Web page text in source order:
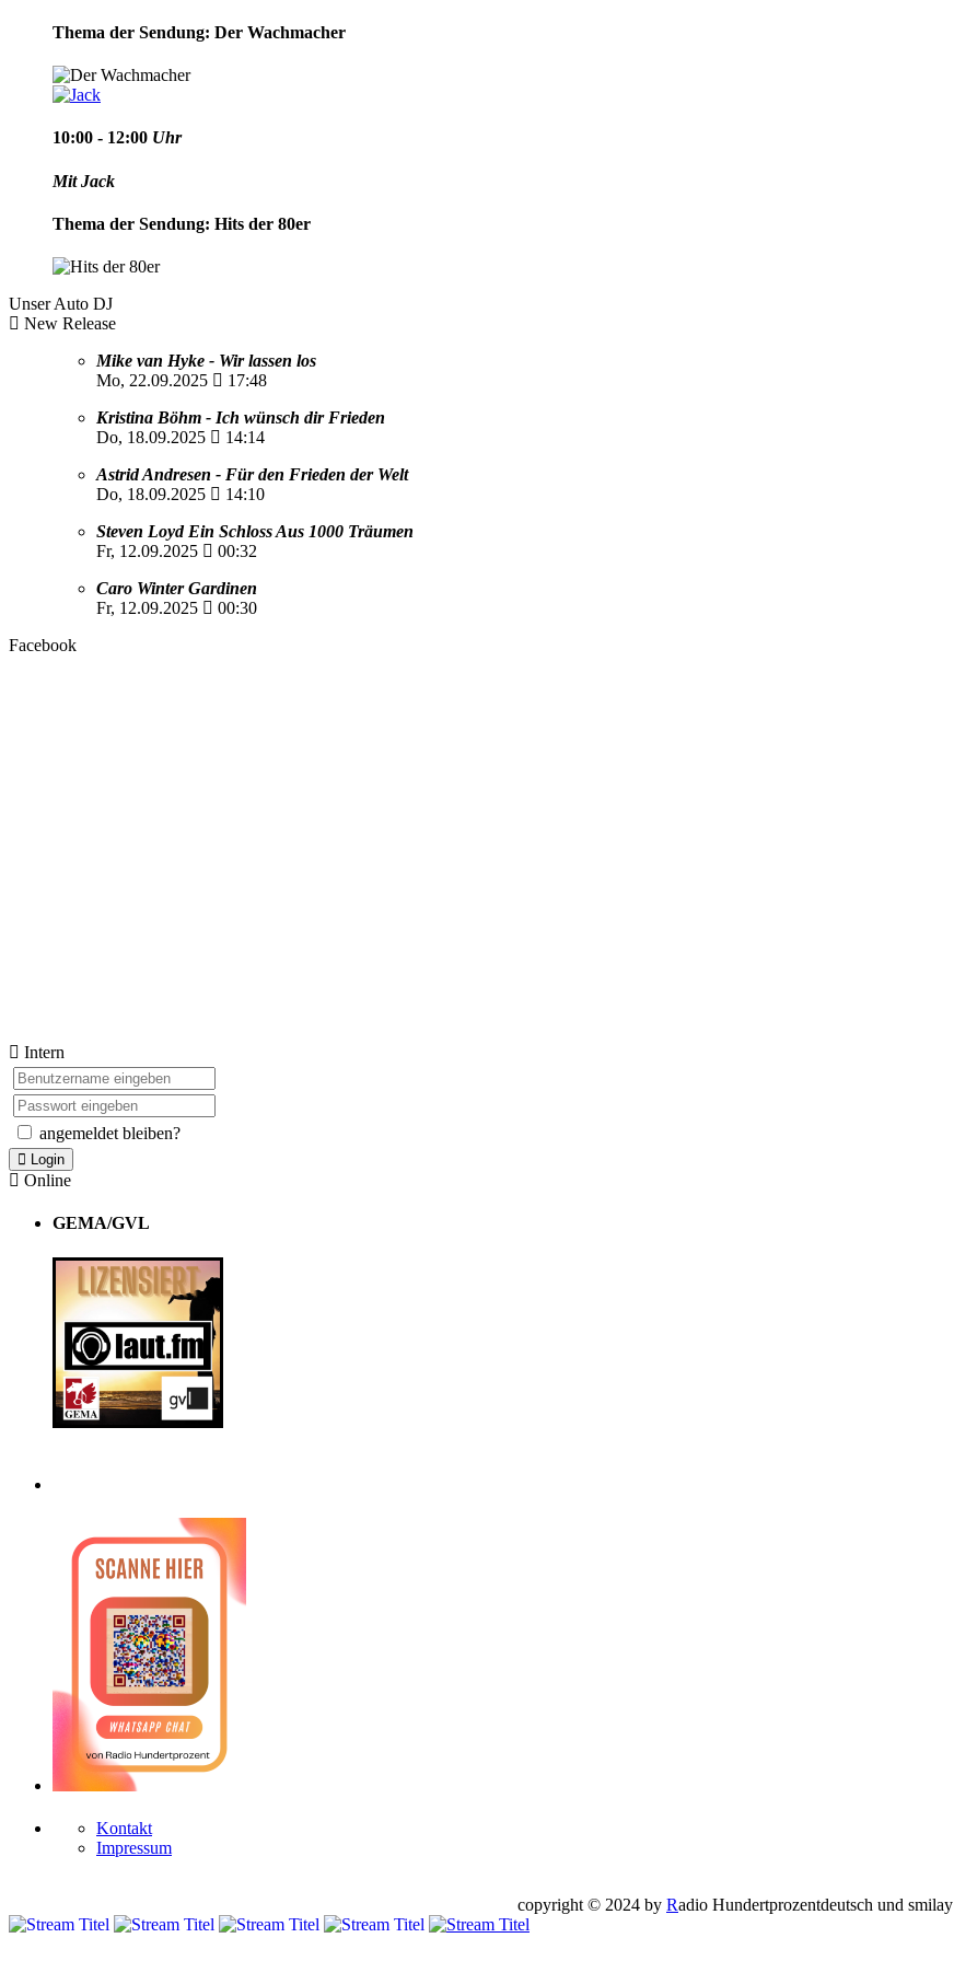
Thema der Sendung: Der Wachmacher
10:00 - 12:00 Uhr
Mit Jack
Thema der Sendung: Hits der 80er
Unser Auto DJ
New Release
Mike van Hyke - Wir lassen los
Mo, 22.09.2025
17:48
Kristina Böhm - Ich wünsch dir Frieden
Do, 18.09.2025
14:14
Astrid Andresen - Für den Frieden der Welt
Do, 18.09.2025
14:10
Steven Loyd Ein Schloss Aus 1000 Träumen
Fr, 12.09.2025
00:32
Caro Winter Gardinen
Fr, 12.09.2025
00:30
Facebook
Intern
angemeldet bleiben?
Login
Online
GEMA/GVL
Kontakt
Impressum
copyright © 2024 by Radio Hundertprozentdeutsch und smilay